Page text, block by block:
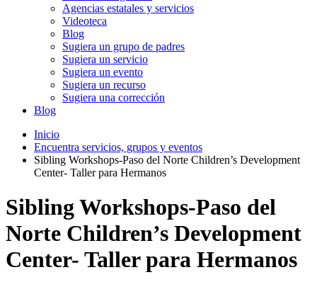
Agencias estatales y servicios
Videoteca
Blog
Sugiera un grupo de padres
Sugiera un servicio
Sugiera un evento
Sugiera un recurso
Sugiera una corrección
Blog
Inicio
Encuentra servicios, grupos y eventos
Sibling Workshops-Paso del Norte Children’s Development
Center- Taller para Hermanos
Sibling Workshops-Paso del
Norte Children’s Development
Center- Taller para Hermanos